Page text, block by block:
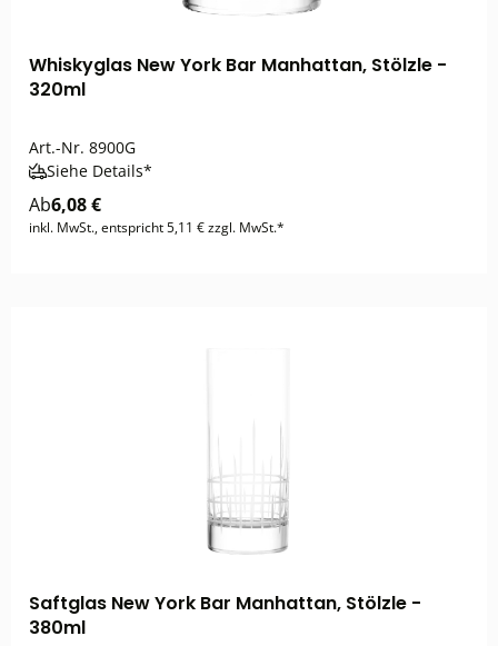
Whiskyglas New York Bar Manhattan, Stölzle -
320ml
Art.-Nr. 8900G
Siehe Details*
Ab6,08 €
inkl. MwSt., entspricht 5,11 € zzgl. MwSt.*
Saftglas New York Bar Manhattan, Stölzle -
380ml